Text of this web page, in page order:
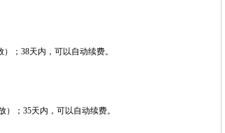
；38天内，可以自动续费。
；35天内，可以自动续费。